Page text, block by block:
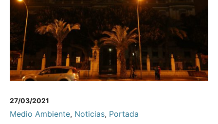
27/03/2021
Medio Ambiente, Noticias, Portada